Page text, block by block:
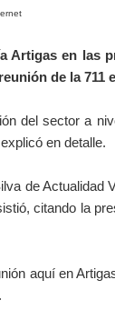
Artigas en las
de la 711
del sector a
en detalle.
de Actualidad
citando la
aquí en